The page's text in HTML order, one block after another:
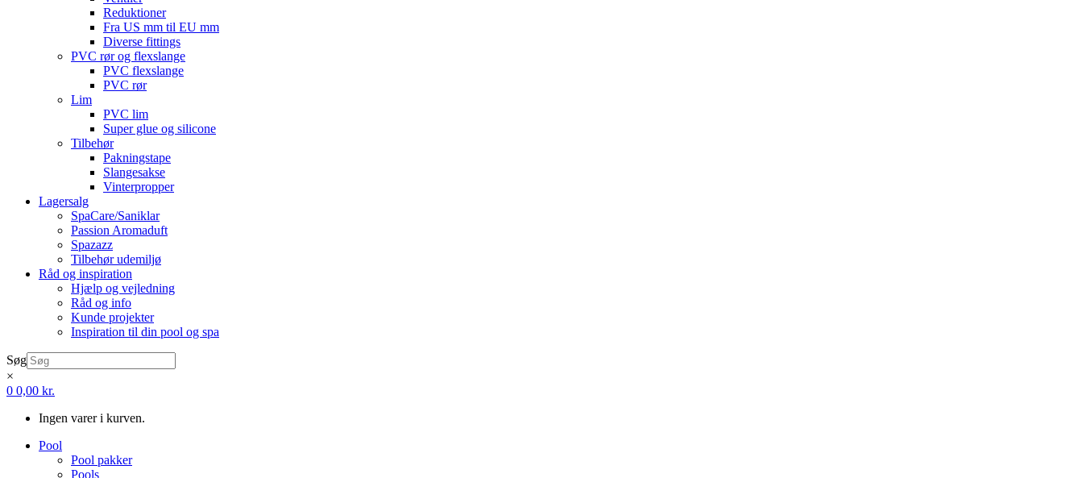
Reduktioner
Fra US mm til EU mm
Diverse fittings
PVC rør og flexslange
PVC flexslange
PVC rør
Lim
PVC lim
Super glue og silicone
Tilbehør
Pakningstape
Slangesakse
Vinterpropper
Lagersalg
SpaCare/Saniklar
Passion Aromaduft
Spazazz
Tilbehør udemiljø
Råd og inspiration
Hjælp og vejledning
Råd og info
Kunde projekter
Inspiration til din pool og spa
Søg
×
0 0,00 kr.
Ingen varer i kurven.
Pool
Pool pakker
Pools